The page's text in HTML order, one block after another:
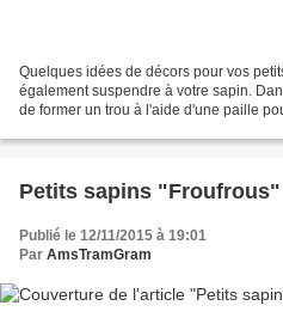
Quelques idées de décors pour vos
également suspendre à votre sapin.
de former un trou à l'aide d'une paille
Petits sapins "Froufrous"
Publié le 12/11/2015 à 19:01
Par AmsTramGram